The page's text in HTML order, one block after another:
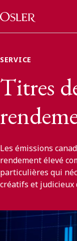
Passer au contenu
Main
Réseau des
Contactez-nous
ENGLISH
SERVICE
Titres
Les émissions
rendement élevé
particulières qui
créatifs et judicieux